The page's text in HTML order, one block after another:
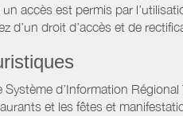
accès est permis par
d’un droit d’accès et de
Système d’Information
et les fêtes et